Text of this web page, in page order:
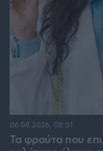
Τα φρούτα που
06.08.2026, 08:01